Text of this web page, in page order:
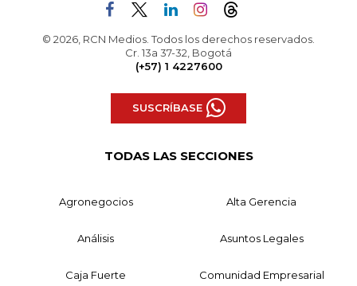
© 2026, RCN Medios. Todos los derechos reservados.
Cr. 13a 37-32, Bogotá
(+57) 1 4227600
SUSCRÍBASE
TODAS LAS SECCIONES
Agronegocios Alta Gerencia
Análisis Asuntos Legales
Caja Fuerte Comunidad Empresarial